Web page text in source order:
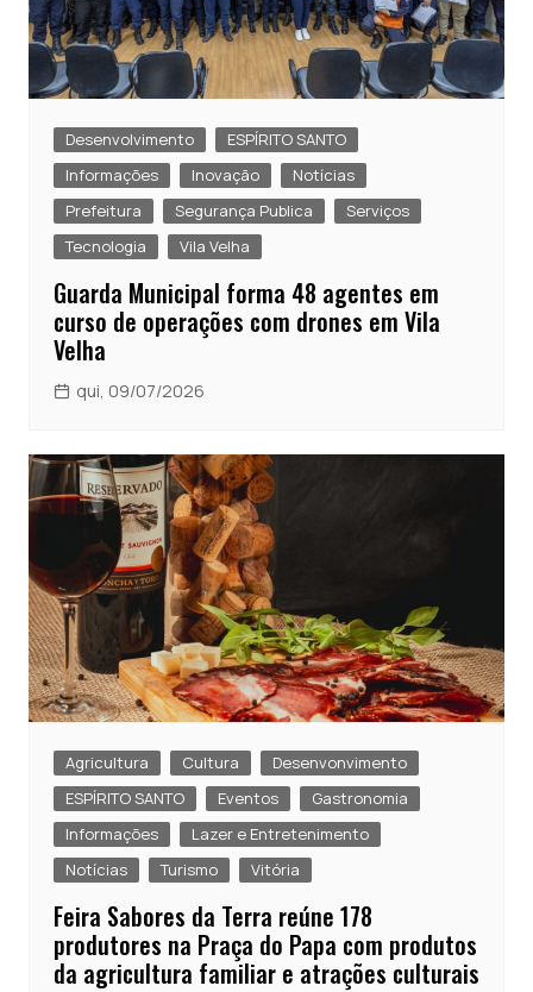
Desenvolvimento
ESPÍRITO SANTO
Informações
Inovação
Notícias
Prefeitura
Segurança Publica
Serviços
Tecnologia
Vila Velha
Guarda Municipal forma 48 agentes em
curso de operações com drones em Vila
Velha
qui, 09/07/2026
Agricultura Cultura
Desenvonvimento
ESPÍRITO SANTO
Eventos
Gastronomia
Informações
Lazer e Entretenimento
Notícias
Turismo Vitória
Feira Sabores da Terra reúne 178
produtores na Praça do Papa com produtos
da agricultura familiar e atrações culturais